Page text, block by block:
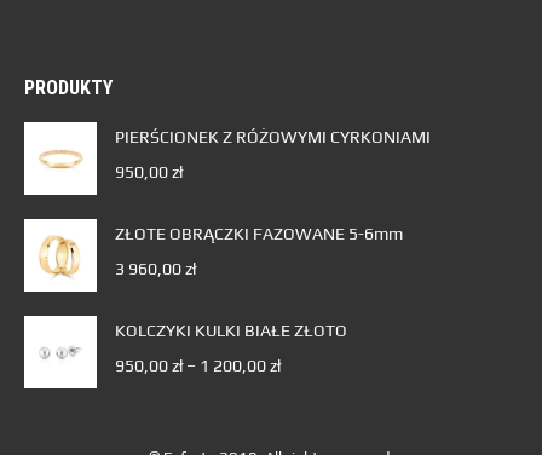
PRODUKTY
PIERŚCIONEK Z RÓŻOWYMI CYRKONIAMI
950,00zł
ZŁOTE OBRĄCZKI FAZOWANE 5-6mm
3 960,00zł
KOLCZYKI KULKI BIAŁE ZŁOTO
950,00zł – 1 200,00zł